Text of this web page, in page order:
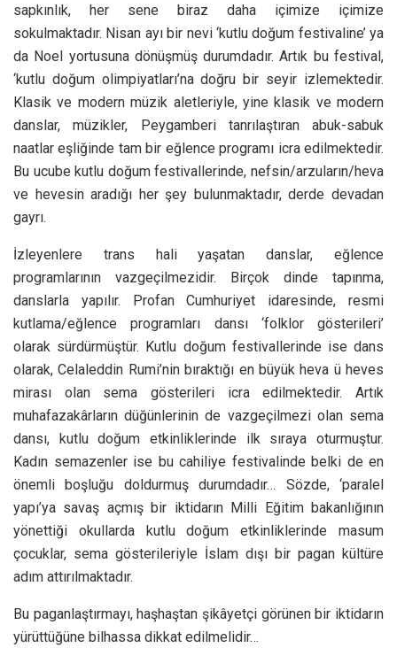
sapkınlık, her sene biraz daha içimize içimize
sokulmaktadır. Nisan ayı bir nevi ‘kutlu doğum festivaline’ ya
da Noel yortusuna dönüşmüş durumdadır. Artık bu festival,
‘kutlu doğum olimpiyatları’na doğru bir seyir izlemektedir.
Klasik ve modern müzik aletleriyle, yine klasik ve modern
danslar, müzikler, Peygamberi tanrılaştıran abuk-sabuk
naatlar eşliğinde tam bir eğlence programı icra edilmektedir.
Bu ucube kutlu doğum festivallerinde, nefsin/arzuların/heva
ve hevesin aradığı her şey bulunmaktadır, derde devadan
gayrı.
İzleyenlere trans hali yaşatan danslar, eğlence
programlarının vazgeçilmezidir. Birçok dinde tapınma,
danslarla yapılır. Profan Cumhuriyet idaresinde, resmi
kutlama/eğlence programları dansı ‘folklor gösterileri’
olarak sürdürmüştür. Kutlu doğum festivallerinde ise dans
olarak, Celaleddin Rumi’nin bıraktığı en büyük heva ü heves
mirası olan sema gösterileri icra edilmektedir. Artık
muhafazakârların düğünlerinin de vazgeçilmezi olan sema
dansı, kutlu doğum etkinliklerinde ilk sıraya oturmuştur.
Kadın semazenler ise bu cahiliye festivalinde belki de en
önemli boşluğu doldurmuş durumdadır… Sözde, ‘paralel
yapı’ya savaş açmış bir iktidarın Milli Eğitim bakanlığının
yönettiği okullarda kutlu doğum etkinliklerinde masum
çocuklar, sema gösterileriyle İslam dışı bir pagan kültüre
adım attırılmaktadır.
Bu paganlaştırmayı, haşhaştan şikâyetçi görünen bir iktidarın
yürüttüğüne bilhassa dikkat edilmelidir…